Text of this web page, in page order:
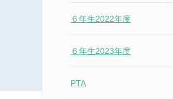
６年生2022年度
６年生2023年度
PTA